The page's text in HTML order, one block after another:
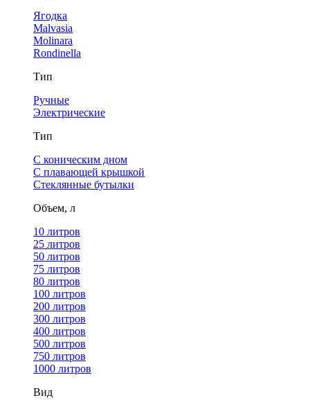
Ягодка
Malvasia
Molinara
Rondinella
Тип
Ручные
Электрические
Тип
С коническим дном
С плавающей крышкой
Стеклянные бутылки
Объем, л
10 литров
25 литров
50 литров
75 литров
80 литров
100 литров
200 литров
300 литров
400 литров
500 литров
750 литров
1000 литров
Вид